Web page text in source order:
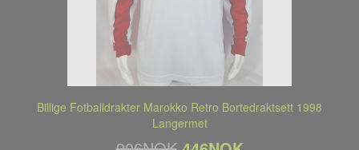
Billige Fotballdrakter Marokko Retro Bortedraktsett 1998
Langermet